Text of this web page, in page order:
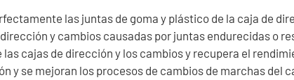
las juntas de goma y plástico de la caja de
y cambios causadas por juntas endurecidas o
cajas de dirección y los cambios y recupera el
y se mejoran los procesos de cambios de marchas del